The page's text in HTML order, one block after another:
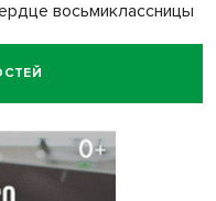
восьмиклассницы
День
новосибирцев с